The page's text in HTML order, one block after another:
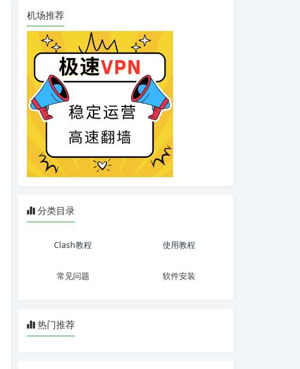
机场推荐
分类目录
Clash教程 使用教程
常见问题 软件安装
热门推荐